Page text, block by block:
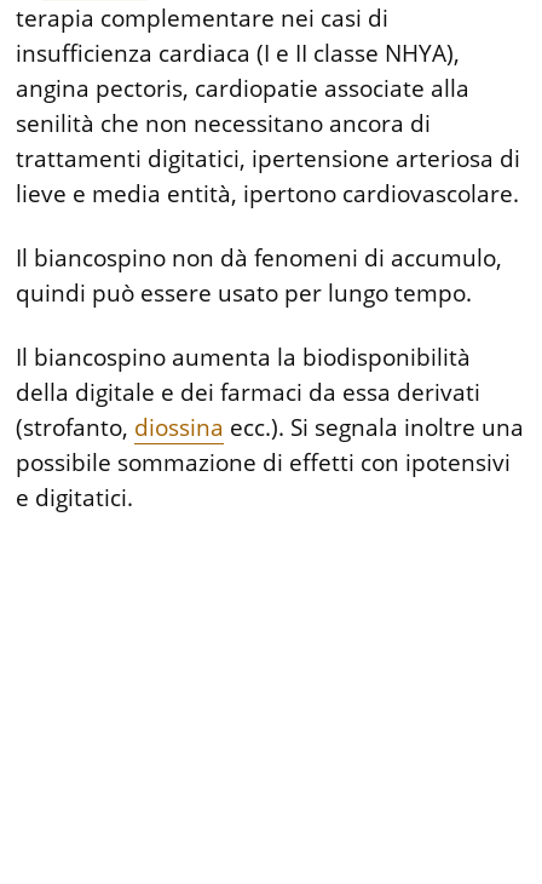
terapia complementare nei casi di
insufficienza cardiaca (I e II classe NHYA),
angina pectoris, cardiopatie associate alla
senilità che non necessitano ancora di
trattamenti digitatici, ipertensione arteriosa di
lieve e media entità, ipertono cardiovascolare.
Il biancospino non dà fenomeni di accumulo,
quindi può essere usato per lungo tempo.
Il biancospino aumenta la biodisponibilità
della digitale e dei farmaci da essa derivati
(strofanto, diossina ecc.). Si segnala inoltre una
possibile sommazione di effetti con ipotensivi
e digitatici.